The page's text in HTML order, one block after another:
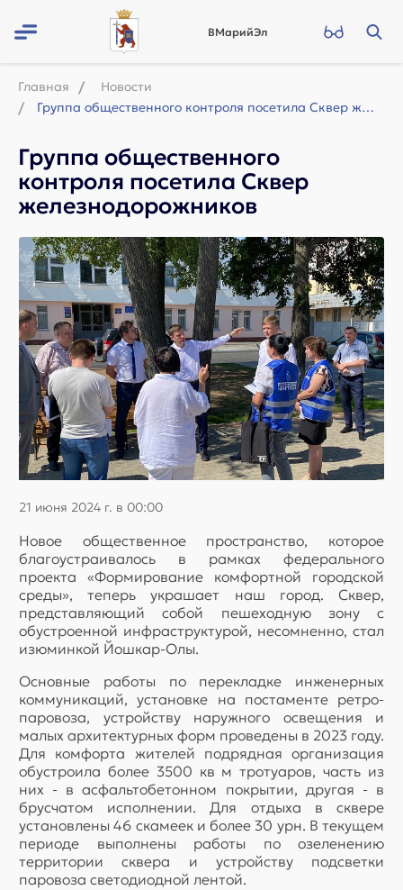
ВМарийЭл
Главная
Новости
Группа общественного контроля посетила Сквер железнодорожников
Группа общественного
контроля посетила Сквер
железнодорожников
21 июня 2024 г. в 00:00
Новое общественное пространство, которое
благоустраивалось в рамках федерального
проекта «Формирование комфортной городской
среды», теперь украшает наш город. Сквер,
представляющий собой пешеходную зону с
обустроенной инфраструктурой, несомненно, стал
изюминкой Йошкар-Олы.
Основные работы по перекладке инженерных
коммуникаций, установке на постаменте ретро-
паровоза, устройству наружного освещения и
малых архитектурных форм проведены в 2023 году.
Для комфорта жителей подрядная организация
обустроила более 3500 кв м тротуаров, часть из
них - в асфальтобетонном покрытии, другая - в
брусчатом исполнении. Для отдыха в сквере
установлены 46 скамеек и более 30 урн. В текущем
периоде выполнены работы по озеленению
территории сквера и устройству подсветки
паровоза светодиодной лентой.